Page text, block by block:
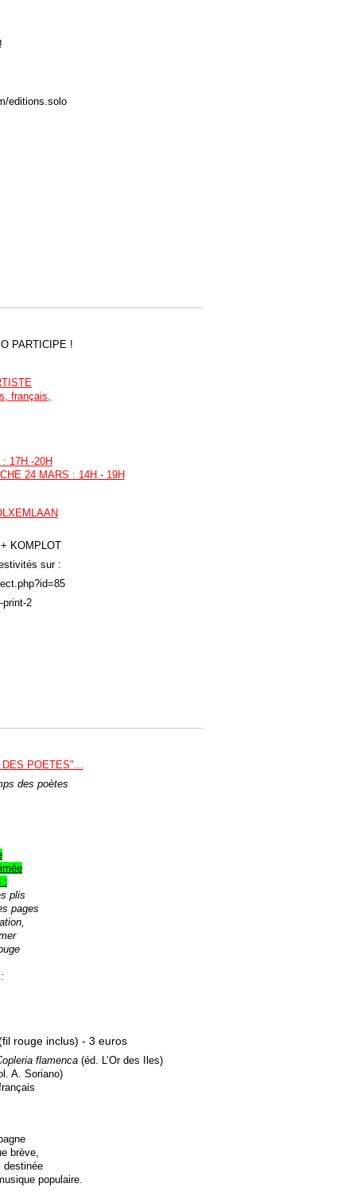
editions.solo
PARTICIPE !
français,
17H -20H
24 MARS : 14H - 19H
KOMPLOT
sur :
print-2
POETES"...
des poètes
:
plis
pages
fil rouge inclus) - 3 euros
flamenca(éd. L’Or des Iles)
A. Soriano)
brève,
destinée
populaire.